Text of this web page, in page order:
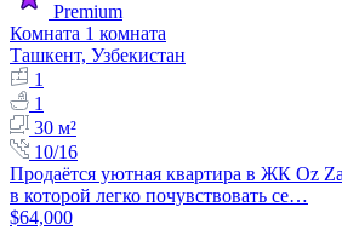
Premium
Комната 1 комната
Ташкент, Узбекистан
1
1
30 м²
10/16
Продаётся уютная квартира в ЖК Oz
в которой легко почувствовать се…
$64,000